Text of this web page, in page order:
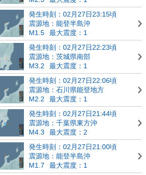
発生時刻：02月27日23:15頃
震源地：能登半島沖
M1.5
最大震度：1
発生時刻：02月27日22:23頃
震源地：茨城県南部
M3.2
最大震度：1
発生時刻：02月27日22:06頃
震源地：石川県能登地方
M2.2
最大震度：1
発生時刻：02月27日21:44頃
震源地：千葉県東方沖
M4.3
最大震度：2
発生時刻：02月27日21:00頃
震源地：能登半島沖
M1.7
最大震度：1